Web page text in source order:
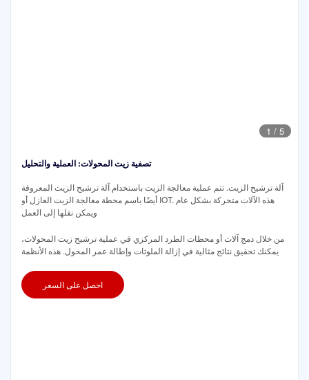
1 / 5
تصفية زيت المحولات: العملية والتحليل
آلة ترشيح الزيت. تتم عملية معالجة الزيت باستخدام آلة ترشيح الزيت المعروفة
أيضًا باسم محطة معالجة الزيت العازل أو IOT. هذه الآلات متحركة بشكل عام
ويمكن نقلها إلى العمل
من خلال دمج آلات أو محطات الطرد المركزي في عملية ترشيح زيت المحولات،
يمكنك تحقيق نتائج مثالية في إزالة الملوثات وإطالة عمر المحول. هذه الأنظمة
احصل على السعر